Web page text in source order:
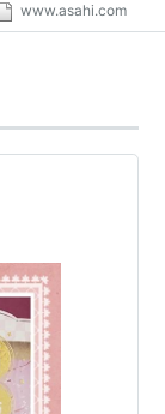
www.asahi.com